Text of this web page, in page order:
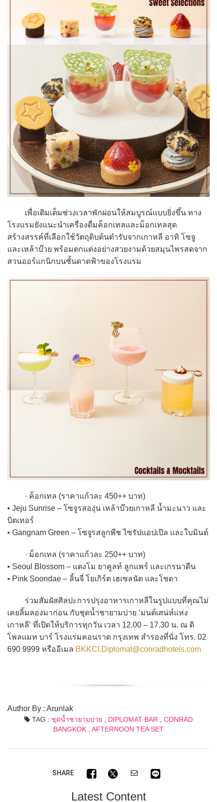
เพื่อเติมเต็มช่วงเวลาพักผ่อนให้สมบูรณ์แบบยิ่งขึ้น ทาง
โรงแรมยังแนะนำเครื่องดื่มค็อกเทลและม็อกเทลสุด
สร้างสรรค์ที่เลือกใช้วัตถุดิบต้นตำรับจากเกาหลี อาทิ โซจู
และเหล้าบ๊วย พร้อมตกแต่งอย่างสวยงามด้วยสมุนไพรสดจาก
สวนออร์แกนิกบนชั้นดาดฟ้าของโรงแรม
· ค็อกเทล (ราคาแก้วละ 450++ บาท)
• Jeju Sunrise – โซจูรสองุ่น เหล้าบ๊วยเกาหลี น้ำมะนาว และ
บิตเทอร์
• Gangnam Green – โซจูรสลูกพีช ไซรัปแอปเปิล และใบมินต์
· ม็อกเทล (ราคาแก้วละ 250++ บาท)
• Seoul Blossom – แตงโม ยาคูลท์ ลูกแพร์ และเกรนาดีน
• Pink Soondae – ลิ้นจี่ โยเกิร์ต เฮเซลนัต และโซดา
ร่วมสัมผัสศิลปะการปรุงอาหารเกาหลีในรูปแบบที่คุณไม่
เคยลิ้มลองมาก่อน กับชุดน้ำชายามบ่าย ‘มนต์เสน่ห์แห่ง
เกาหลี’ ที่เปิดให้บริการทุกวัน เวลา 12.00 – 17.30 น. ณ ดิ
โพลแมท บาร์ โรงแรมคอนราด กรุงเทพ สำรองที่นั่ง โทร. 02
690 9999 หรืออีเมล BKKCI.Diplomat@conradhotels.com
Author By : Arunlak
TAG : ชุดน้ำชายามบ่าย , DIPLOMAT BAR , CONRAD
BANGKOK , AFTERNOON TEA SET
SHARE
Latest Content